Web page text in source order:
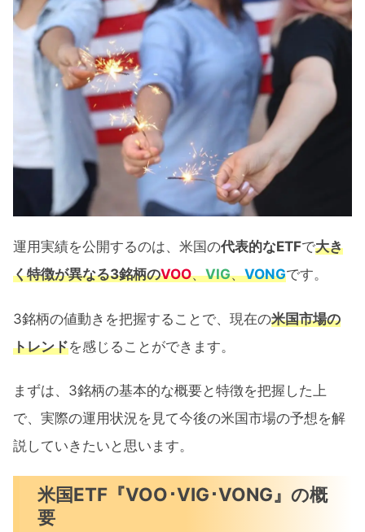
徴
VOO・VIG・VONGの過去リターン
VOO・VIG・VONGの運用実績【57ヶ
月間】
為替によるリターン
VOO・VIG・VONGのリターン推移
VOO･VIG･VONGの値動きに見える米国市
場の展望
VOO･VIG･VONGのチャート比較
1ヶ月リターンの推移による今後の米国
市場予想
VOO･VIG･VONG 57ヶ月間運用実績公開：
運用実績を公開するのは、米国の代表的なETFで大き
く特徴が異なる3銘柄のVOO、VIG、VONGです。
3銘柄の値動きを把握することで、現在の米国市場の
トレンドを感じることができます。
まずは、3銘柄の基本的な概要と特徴を把握した上
で、実際の運用状況を見て今後の米国市場の予想を解
説していきたいと思います。
米国ETF『VOO･VIG･VONG』の概
要